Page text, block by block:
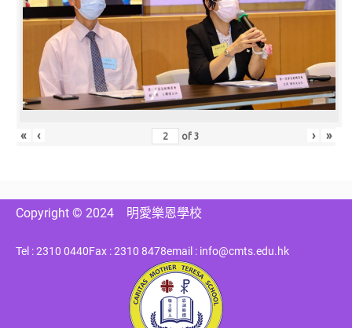
« ‹ of3 › »
Copyright © 2024 明愛樂恩學校
Tel : 2310 0440Fax : 2310 8478email : info@cmts.edu.hk